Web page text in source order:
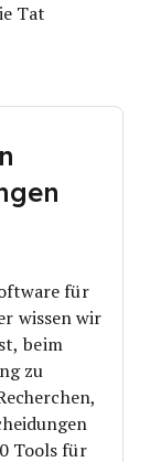
Tat
für
wissen wir
beim
zu
Tools für